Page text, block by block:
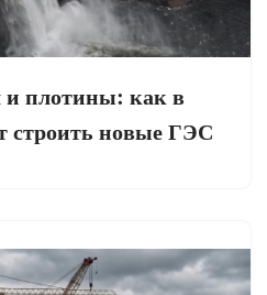
плотины: как в
строить новые ГЭС